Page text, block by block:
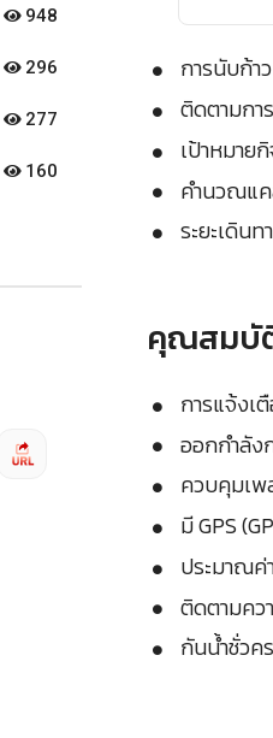
948
296
277
160
การนับก้า
ติดตามกา
เป้าหมาย
คำนวณแค
ระยะเดิน
คุณสมบั
การแจ้งเ
ออกกำลัง
ควบคุมเพ
มี GPS
ประมาณค่
ติดตามคว
กันน้ำชั่วค